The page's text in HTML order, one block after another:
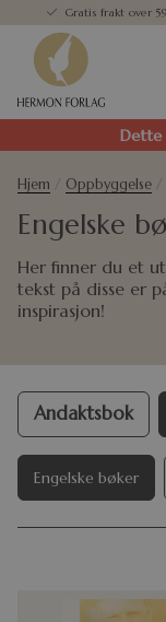
Gratis frakt over
Dette
Hjem / Oppbyggelse /
Engelske
Her finner du et
tekst på disse er
inspirasjon!
Andaktsbok
Engelske bøker